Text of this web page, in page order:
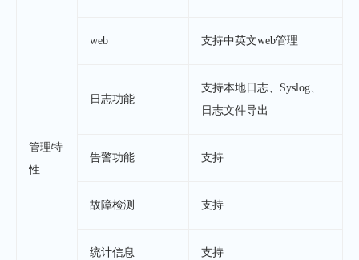
管理特
性
web 支持中英文web管理
日志功能
支持本地日志、Syslog、
日志文件导出
告警功能 支持
故障检测 支持
统计信息 支持